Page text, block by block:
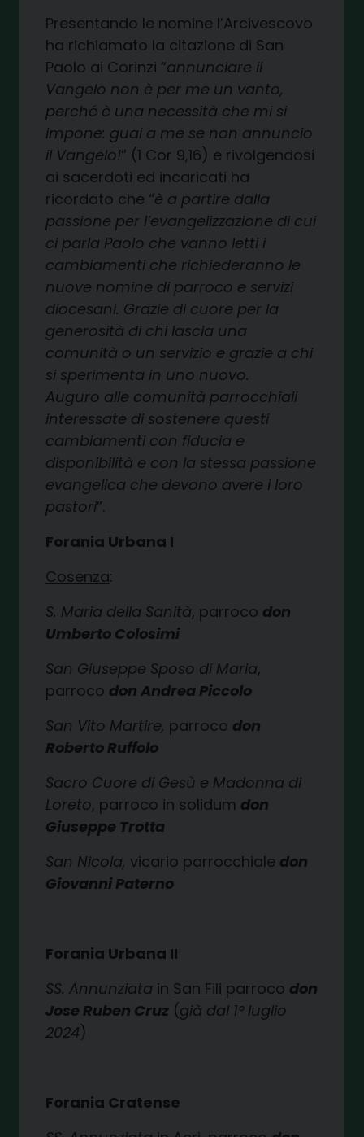
Presentando le nomine l’Arcivescovo
ha richiamato la citazione di San
Paolo ai Corinzi “annunciare il
Vangelo non è per me un vanto,
perché è una necessità che mi si
impone: guai a me se non annuncio
il Vangelo!” (1 Cor 9,16) e rivolgendosi
ai sacerdoti ed incaricati ha
ricordato che “è a partire dalla
passione per l’evangelizzazione di cui
ci parla Paolo che vanno letti i
cambiamenti che richiederanno le
nuove nomine di parroco e servizi
diocesani. Grazie di cuore per la
generosità di chi lascia una
comunità o un servizio e grazie a chi
si sperimenta in uno nuovo.
Auguro alle comunità parrocchiali
interessate di sostenere questi
cambiamenti con fiducia e
disponibilità e con la stessa passione
evangelica che devono avere i loro
pastori”.
Forania Urbana I
Cosenza:
S. Maria della Sanità, parroco don
Umberto Colosimi
San Giuseppe Sposo di Maria,
parroco don Andrea Piccolo
San Vito Martire, parroco don
Roberto Ruffolo
Sacro Cuore di Gesù e Madonna di
Loreto, parroco in solidum don
Giuseppe Trotta
San Nicola, vicario parrocchiale don
Giovanni Paterno
Forania Urbana II
SS. Annunziata in San Fili parroco don
Jose Ruben Cruz (già dal 1° luglio
2024)
Forania Cratense